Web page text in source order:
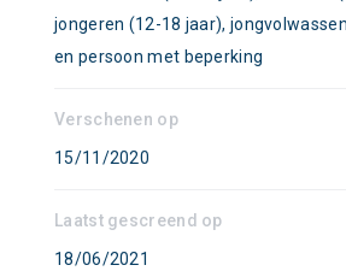
jongeren (12-18 jaar),
en persoon met beperking
Verschenen op
15/11/2020
Laatst gescreend op
18/06/2021